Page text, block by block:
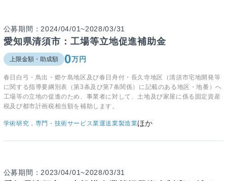
公募期間：2024/04/01~2028/03/31
愛知県清須市：工場等立地促進補助金
上限金額・助成額 0万円
春日白弓・鳥出・郷ケ島地区及び春日舟付・長久寺地区（清須市宅地開発等
に関する指導要綱別表（第3条及び第7条関係）に記載のある地区・地番）へ
工場等の立地の促進のため、事業者に対して、土地及び家屋に係る固定資産
税及び都市計画税相当額を補助します。
学術研究，専門・技術サービス業運送業製造業ほか
公募期間：2023/04/01~2028/03/31